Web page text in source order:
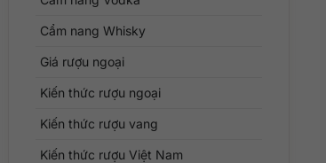
Cẩm nang Whisky
Giá rượu ngoại
Kiến thức rượu ngoại
Kiến thức rượu vang
Kiến thức rượu Việt Nam